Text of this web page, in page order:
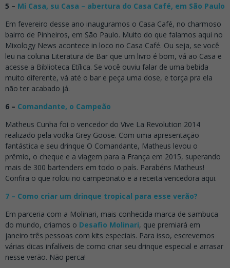
5 – Mi Casa, su Casa – abertura do Casa Café, em São Paulo
Em fevereiro desse ano inauguramos o Casa Café, no charmoso
bairro de Pinheiros, em São Paulo. Muito do que falamos aqui no
Mixology News acontece in loco no Casa Café. Ou seja, se você
leu na coluna Literatura de Bar que um livro é bom, vá ao Casa e
acesse a Biblioteca Etílica. Se você ouviu falar de uma bebida
muito diferente, vá até o bar e peça uma dose, e torça pra ela
não ter acabado já.
6 – Comandante, o Campeão
Matheus Cunha foi o vencedor do Vive La Revolution 2014
realizado pela vodka Grey Goose. Com uma apresentação
fantástica e seu drinque O Comandante, Matheus levou o
prêmio, o cheque e a viagem para a França em 2015, superando
mais de 300 bartenders em todo o país. Parabéns Matheus!
Confira o que rolou no campeonato e a receita vencedora aqui.
7 – Como criar um drinque tropical para esse verão?
Em parceria com a Molinari, mais conhecida marca de sambuca
do mundo, criamos o Desafio Molinari, que premiará em
janeiro três pessoas com kits especiais. Para isso, escrevemos
várias dicas infalíveis de como criar seu drinque especial e arrasar
nesse verão. Não perca!